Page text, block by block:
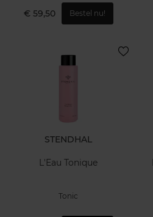
€ 59,50 Bestel nu!
STENDHAL
L'Eau Tonique
Tonic